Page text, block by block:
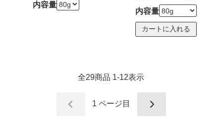
内容量
内容量
全29商品 1-12表示
1 ページ目